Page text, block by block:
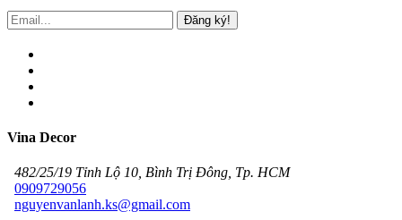
Đăng ký!
Vina Decor
482/25/19 Tỉnh Lộ 10, Bình Trị Đông, Tp. HCM
0909729056
nguyenvanlanh.ks@gmail.com